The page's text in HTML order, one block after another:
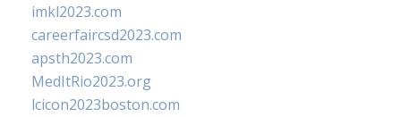
imkl2023.com
careerfaircsd2023.com
apsth2023.com
MedItRio2023.org
lcicon2023boston.com